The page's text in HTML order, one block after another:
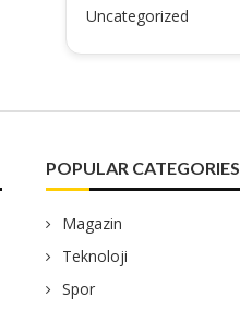
Uncategorized
POPULAR CATEGORIES
Magazin
Teknoloji
Spor